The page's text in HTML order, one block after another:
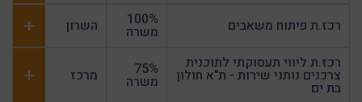
רכז.ת פיתוח משאבים 100%
משרה
השרון
רכז.ת ליווי תעסוקתי לתוכנית
צרכנים נותני שירות - ת"א חולון
בת ים
75%
משרה מרכז